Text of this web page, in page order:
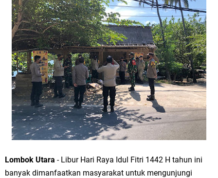
Lombok Utara - Libur Hari Raya Idul Fitri 1442 H tahun ini
banyak dimanfaatkan masyarakat untuk mengunjungi